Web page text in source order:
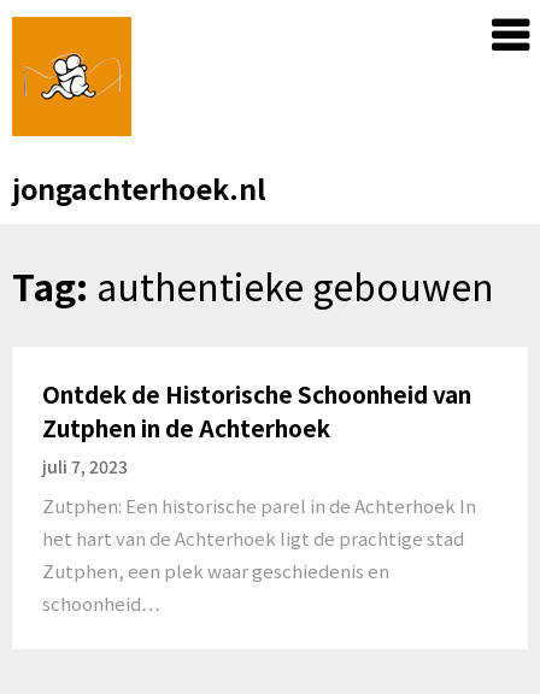
Skip
content
jongachterhoek.nl
Tag: authentieke gebouwen
Ontdek de Historische Schoonheid van
Zutphen in de Achterhoek
juli 7, 2023
Zutphen: Een historische parel in de Achterhoek In
het hart van de Achterhoek ligt de prachtige stad
Zutphen, een plek waar geschiedenis en
schoonheid…